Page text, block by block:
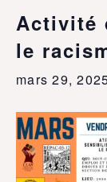
Activité
le
mars 29,